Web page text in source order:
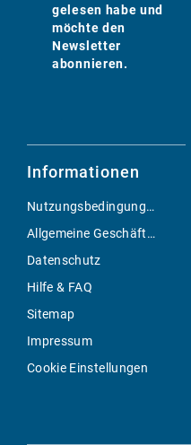
gelesen habe und
möchte den
Newsletter
abonnieren.
Informationen
Nutzungsbedingungen
Allgemeine Geschäftsbedingungen
Datenschutz
Hilfe & FAQ
Sitemap
Impressum
Cookie Einstellungen